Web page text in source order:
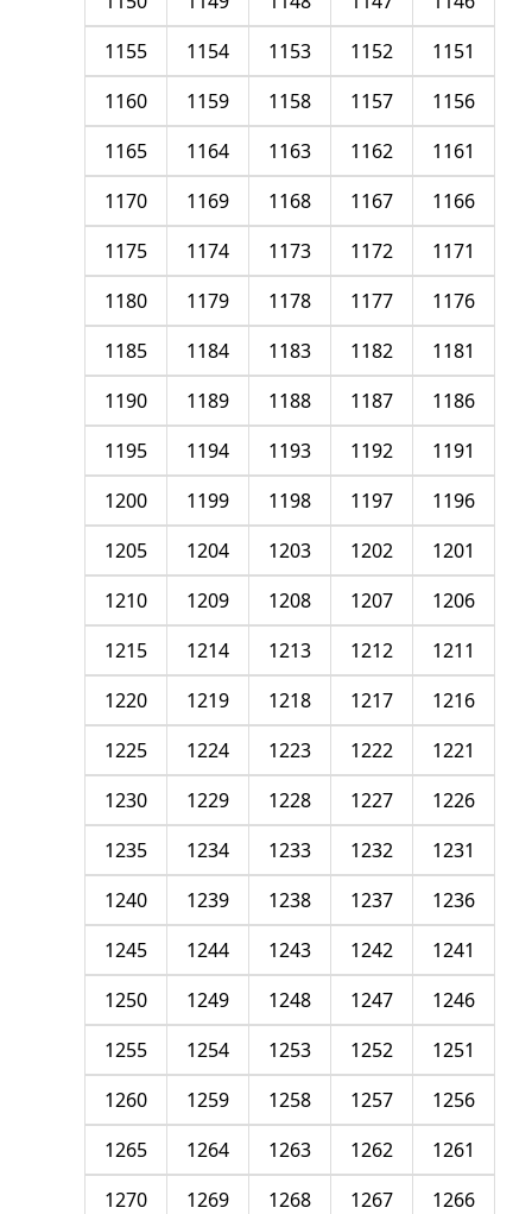
1151
1152
1153
1154
1155
1156
1157
1158
1159
1160
1161
1162
1163
1164
1165
1166
1167
1168
1169
1170
1171
1172
1173
1174
1175
1176
1177
1178
1179
1180
1181
1182
1183
1184
1185
1186
1187
1188
1189
1190
1191
1192
1193
1194
1195
1196
1197
1198
1199
1200
1201
1202
1203
1204
1205
1206
1207
1208
1209
1210
1211
1212
1213
1214
1215
1216
1217
1218
1219
1220
1221
1222
1223
1224
1225
1226
1227
1228
1229
1230
1231
1232
1233
1234
1235
1236
1237
1238
1239
1240
1241
1242
1243
1244
1245
1246
1247
1248
1249
1250
1251
1252
1253
1254
1255
1256
1257
1258
1259
1260
1261
1262
1263
1264
1265
1266
1267
1268
1269
1270